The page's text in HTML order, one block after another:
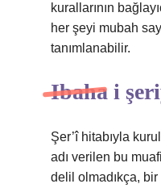
kurallarının
her şeyi mubah
tanımlanabilir.
Ibaha i
Şer’î hitabıyla
adı verilen bu
delil olmadıkça,